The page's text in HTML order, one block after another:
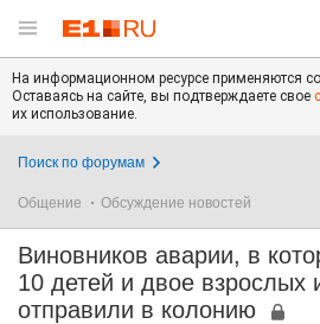
На информационном ресурсе применяются
Оставаясь на сайте, вы подтверждаете свое
их использование.
Поиск по форумам
Общение Обсуждение новостей
Виновников аварии, в
10 детей и двое
отправили в колонию